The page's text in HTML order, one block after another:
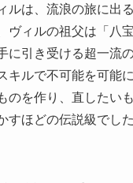
ルは、流浪の旅に出
ヴィルの祖父は「八
に引き受ける超一流
キルで不可能を可能
のを作り、直したい
すほどの伝説級でした